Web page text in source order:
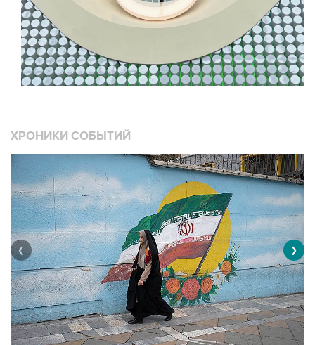
ХРОНИКИ СОБЫТИЙ
❮ ❯